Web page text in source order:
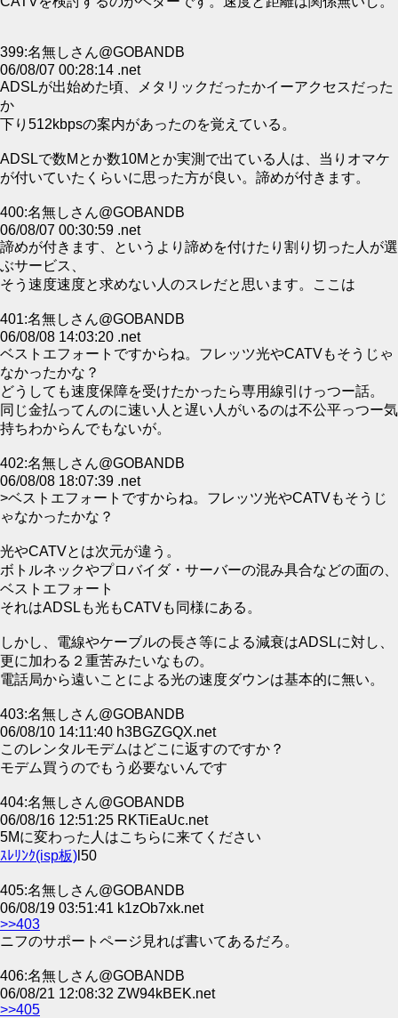
399:名無しさん@GOBANDB
06/08/07 00:28:14 .net
ADSLが出始めた頃、メタリックだったかイーアクセスだった
か
下り512kbpsの案内があったのを覚えている。
ADSLで数Mとか数10Mとか実測で出ている人は、当りオマケ
が付いていたくらいに思った方が良い。諦めが付きます。
400:名無しさん@GOBANDB
06/08/07 00:30:59 .net
諦めが付きます、というより諦めを付けたり割り切った人が選
ぶサービス、
そう速度速度と求めない人のスレだと思います。ここは
401:名無しさん@GOBANDB
06/08/08 14:03:20 .net
ベストエフォートですからね。フレッツ光やCATVもそうじゃ
なかったかな？
どうしても速度保障を受けたかったら専用線引けっつー話。
同じ金払ってんのに速い人と遅い人がいるのは不公平っつー気
持ちわからんでもないが。
402:名無しさん@GOBANDB
06/08/08 18:07:39 .net
>ベストエフォートですからね。フレッツ光やCATVもそうじ
ゃなかったかな？
光やCATVとは次元が違う。
ボトルネックやプロバイダ・サーバーの混み具合などの面の、
ベストエフォート
それはADSLも光もCATVも同様にある。
しかし、電線やケーブルの長さ等による減衰はADSLに対し、
更に加わる２重苦みたいなもの。
電話局から遠いことによる光の速度ダウンは基本的に無い。
403:名無しさん@GOBANDB
06/08/10 14:11:40 h3BGZGQX.net
このレンタルモデムはどこに返すのですか？
モデム買うのでもう必要ないんです
404:名無しさん@GOBANDB
06/08/16 12:51:25 RKTiEaUc.net
5Mに変わった人はこちらに来てください
ｽﾚﾘﾝｸ(isp板) l50
405:名無しさん@GOBANDB
06/08/19 03:51:41 k1zOb7xk.net
>>403
ニフのサポートページ見れば書いてあるだろ。
406:名無しさん@GOBANDB
06/08/21 12:08:32 ZW94kBEK.net
>>405